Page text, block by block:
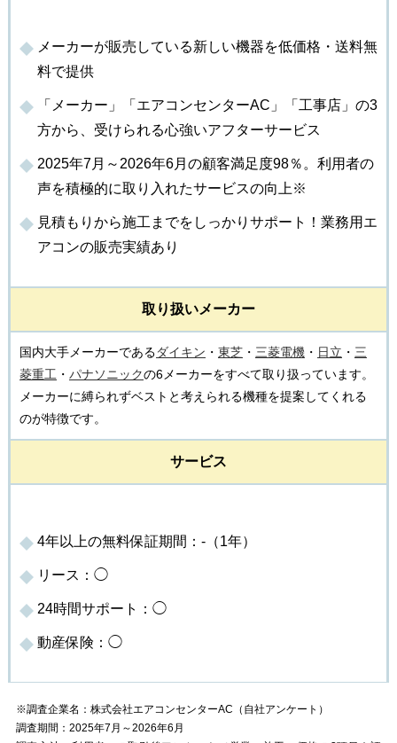
メーカーが販売している新しい機器を低価格・送料無
料で提供
「メーカー」「エアコンセンターAC」「工事店」の3
方から、受けられる心強いアフターサービス
2025年7月～2026年6月の顧客満足度98％。利用者の
声を積極的に取り入れたサービスの向上※
見積もりから施工までをしっかりサポート！業務用エ
アコンの販売実績あり
取り扱いメーカー
国内大手メーカーであるダイキン ・ 東芝 ・ 三菱電機 ・ 日立 ・ 三
菱重工 ・ パナソニックの6メーカーをすべて取り扱っています。
メーカーに縛られずベストと考えられる機種を提案してくれる
のが特徴です。
サービス
4年以上の無料保証期間：-（1年）
リース：◯
24時間サポート：◯
動産保険：◯
※調査企業名：株式会社エアコンセンターAC（自社アンケート）
調査期間：2025年7月～2026年6月